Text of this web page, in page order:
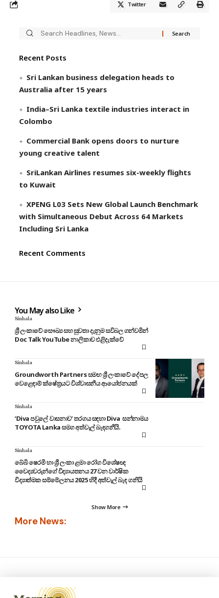
Twitter
Recent Posts
Sri Lankan business delegation heads to
Australia after 15 years
India–Sri Lanka textile industries interact in
Colombo
Commercial Bank opens doors to nurture
young creative talent
SriLankan Airlines resumes six-weekly flights
to Kuwait
XPENG L03 Sets New Global Launch Benchmark
with Simultaneous Debut Across 64 Markets
Including Sri Lanka
Recent Comments
You May also Like
Sinhala
ශ්‍රී ලංකාවේ සෞඛ්‍ය සහ සුවතා දැනුම සවිබල ගන්වමින්
Doc Talk YouTube නාලිකාව එළිදැක්වේ
Sinhala
Groundworth Partners සමඟ ශ්‍රී ලංකාවේ දේපල
වෙළෙඳාම් ක්ෂේත්‍රයට විශ්වාසනීය ආයෝජනයක්
Sinhala
‘Diva පවුලේ වාසනාව’ තරගය සඳහා Diva සන්නාමය
TOYOTA Lanka සමග අත්වැල් බැඳගනීයි.
Sinhala
බේබි ෂෙරමි හා ශ්‍රී ලංකා ළමා රෝග විශේෂඥ
වෛද්‍යවරුන්ගේ විද්‍යායතනය 27 වන වාර්ෂික
විද්‍යාත්මක සම්මේලනය 2025 හිදී අත්වැල් බැඳ ගනියි
Show More
More News: